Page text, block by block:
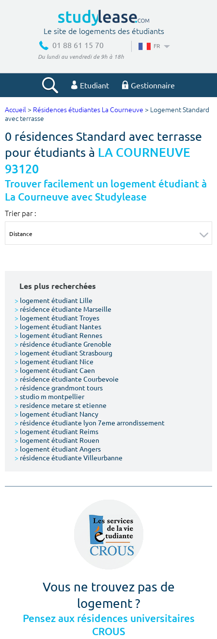
Le site de logements des étudiants
01 88 61 15 70
Du lundi au vendredi de 9h à 18h
FR
Etudiant Gestionnaire
Votre recherche
Ville, école
Budget min
€
Budget max
m² m²
Votre date d'entrée
Chercher
Accueil > Résidences étudiantes La Courneuve > Logement Standard
avec terrasse
0 résidences Standard avec terrasse
pour étudiants à LA COURNEUVE
93120
Trouver facilement un logement étudiant à
La Courneuve avec Studylease
Trier par :
Les plus recherchées
> logement étudiant Lille
> résidence étudiante Marseille
> logement étudiant Troyes
> logement étudiant Nantes
> logement étudiant Rennes
> résidence étudiante Grenoble
> logement étudiant Strasbourg
> logement étudiant Nice
> logement étudiant Caen
> résidence étudiante Courbevoie
> résidence grandmont tours
> studio m montpellier
> residence metare st etienne
> logement étudiant Nancy
> résidence étudiante lyon 7eme arrondissement
> logement étudiant Reims
> logement étudiant Rouen
> logement étudiant Angers
> résidence étudiante Villeurbanne
Vous ne trouvez pas de
logement ?
Pensez aux résidences universitaires
CROUS